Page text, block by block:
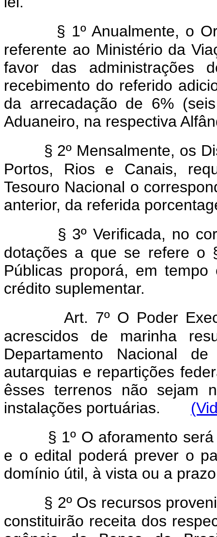
§ 1º Anualmente, o
referente ao Ministério da
favor das administrações
recebimento do referido
da arrecadação de 6%
Aduaneiro, na respectiva
§ 2º Mensalmente, os
Portos, Rios e Canais,
Tesouro Nacional o
anterior, da referida
§ 3º Verificada, no
dotações a que se refere o
Públicas proporá, em
crédito suplementar.
Art. 7º O Poder
acrescidos de marinha
Departamento Nacional
autarquias e repartições
êsses terrenos não sejam
instalações portuárias.
§ 1º O aforamento
e o edital poderá prever o
domínio útil, à vista ou a
§ 2º Os recursos
constituirão receita dos